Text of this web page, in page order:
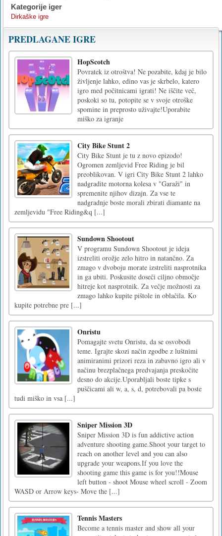
Kategorije iger
Dirkaške igre
PREDLAGANE IGRE
HopScotch
Povratek iz otroštva! Ne pozabite, kdaj je bilo
življenje lahko, edino vas je skrbelo, katero
igro med počitnicami igrati! Ne iščite več,
poskoki so tu, potopite se v svoje otroške
spomine in preprosto uživajte!Uporabite
miško za igranje
City Bike Stunt 2
City Bike Stunt je tu z novo epizodo!
Ogromen zemljevid Free Riding je bil
preoblikovan. V igri City Bike Stunt 2 lahko
nadgradite motorna kolesa v "Garaži" in
spremenite njihov dizajn. Za vse te
nadgradnje boste morali zbirati diamante na
zemljevidu "Free Riding&q [...]
Sundown Shootout
V programu Sundown Shootout je ideja
izstreliti orožje zelo hitro in natančno. Za
zmago v dvoboju morate izstreliti nasprotnika
in ga ubiti. Poskusite doseči ciljno območje
hitreje kot nasprotnik. Za večje možnosti za
zmago lahko kupite pištole in oblačila. Ko
kupite potrebne pre [...]
Onristu
Pomagajte svetu Onristu, da se osvobodi
teme. Igrajte skozi način zgodbe z luštnimi
animiranimi prizori reza in zabavno igro ali v
načinu brezplačnega predvajanja preskočite
desno do akcije.Uporabljali boste tipke s
puščicami ali w, a, s, d, potrebovali pa boste
tudi miško in vsa [...]
Sniper Mission 3D
Sniper Mission 3D is fun addictive action
adventure shooting game.Shoot your target to
reach on another level and you can also
upgrade your weapons.If you love the
shooting game this game is for you!!Mouse
left button - shoot Mouse wheel scroll - Zoom
WASD or Arrow keys- Move the [...]
Tennis Masters
Become a tennis master and show all your